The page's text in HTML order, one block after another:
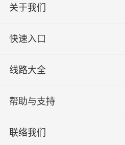
关于我们
快速入口
线路大全
帮助与支持
联络我们